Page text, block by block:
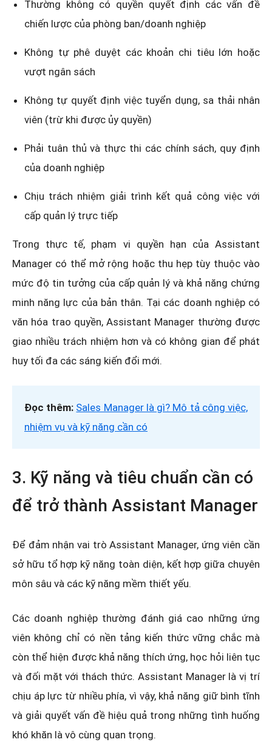
Thường không có quyền quyết định các vấn đề
chiến lược của phòng ban/doanh nghiệp
Không tự phê duyệt các khoản chi tiêu lớn hoặc
vượt ngân sách
Không tự quyết định việc tuyển dụng, sa thải nhân
viên (trừ khi được ủy quyền)
Phải tuân thủ và thực thi các chính sách, quy định
của doanh nghiệp
Chịu trách nhiệm giải trình kết quả công việc với
cấp quản lý trực tiếp
Trong thực tế, phạm vi quyền hạn của Assistant
Manager có thể mở rộng hoặc thu hẹp tùy thuộc vào
mức độ tin tưởng của cấp quản lý và khả năng chứng
minh năng lực của bản thân. Tại các doanh nghiệp có
văn hóa trao quyền, Assistant Manager thường được
giao nhiều trách nhiệm hơn và có không gian để phát
huy tối đa các sáng kiến đổi mới.
Đọc thêm: Sales Manager là gì? Mô tả công việc,
nhiệm vụ và kỹ năng cần có
3. Kỹ năng và tiêu chuẩn cần có
để trở thành Assistant Manager
Để đảm nhận vai trò Assistant Manager, ứng viên cần
sở hữu tổ hợp kỹ năng toàn diện, kết hợp giữa chuyên
môn sâu và các kỹ năng mềm thiết yếu.
Các doanh nghiệp thường đánh giá cao những ứng
viên không chỉ có nền tảng kiến thức vững chắc mà
còn thể hiện được khả năng thích ứng, học hỏi liên tục
và đối mặt với thách thức. Assistant Manager là vị trí
chịu áp lực từ nhiều phía, vì vậy, khả năng giữ bình tĩnh
và giải quyết vấn đề hiệu quả trong những tình huống
khó khăn là vô cùng quan trọng.